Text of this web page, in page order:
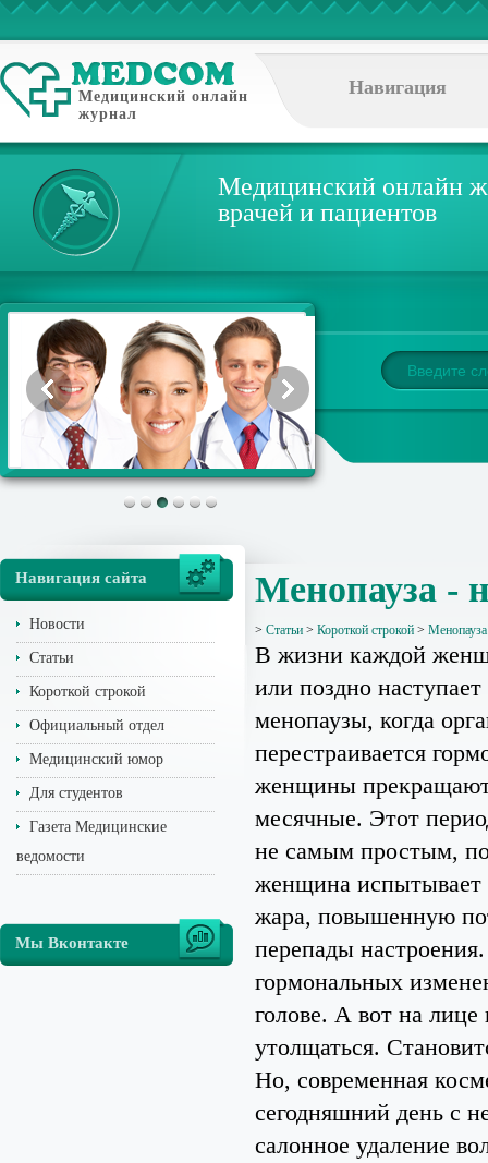
Медицинский онлайн
журнал
Навигация
Медицинский онлайн
врачей и пациентов
Навигация сайта
Новости
Статьи
Короткой строкой
Официальный отдел
Медицинский юмор
Для студентов
Газета Медицинские
ведомости
Мы Вконтакте
Менопауза -
> Статьи > Короткой строкой >
В жизни каждой
или поздно
менопаузы, когда
перестраивается
женщины
месячные. Этот
не самым простым,
женщина
жара, повышенную
перепады
гормональных
голове. А вот на
утолщаться.
Но, современная
сегодняшний день с
салонное удаление